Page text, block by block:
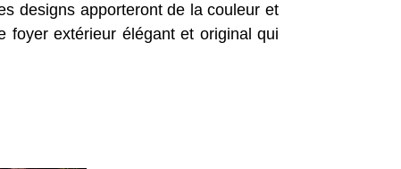
designs apporteront de la couleur et
foyer extérieur élégant et original qui